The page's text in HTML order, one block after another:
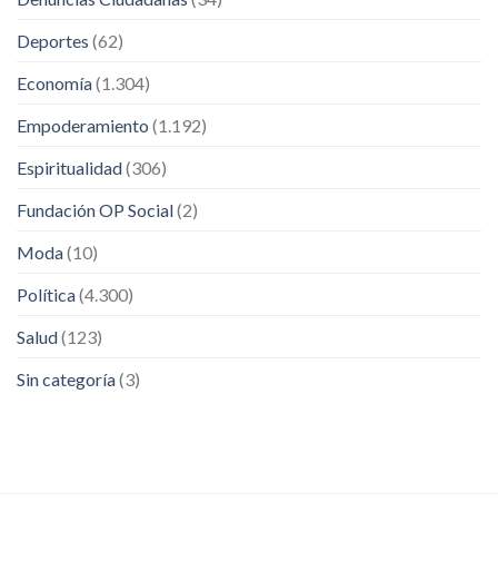
Deportes (62)
Economía(1.304)
Empoderamiento (1.192)
Espiritualidad(306)
Fundación OP Social(2)
Moda(10)
Política(4.300)
Salud(123)
Sin categoría(3)